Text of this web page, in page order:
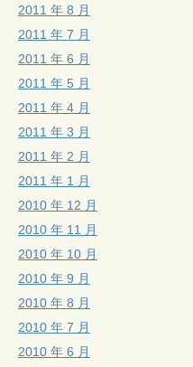
2011 年 8 月
2011 年 7 月
2011 年 6 月
2011 年 5 月
2011 年 4 月
2011 年 3 月
2011 年 2 月
2011 年 1 月
2010 年 12 月
2010 年 11 月
2010 年 10 月
2010 年 9 月
2010 年 8 月
2010 年 7 月
2010 年 6 月